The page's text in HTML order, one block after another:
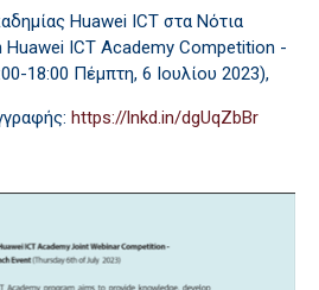
Huawei ICT στα Νότια
Huawei ICT Academy Competition -
18:00 Πέμπτη, 6 Ιουλίου 2023),
https://lnkd.in/dgUqZbBr